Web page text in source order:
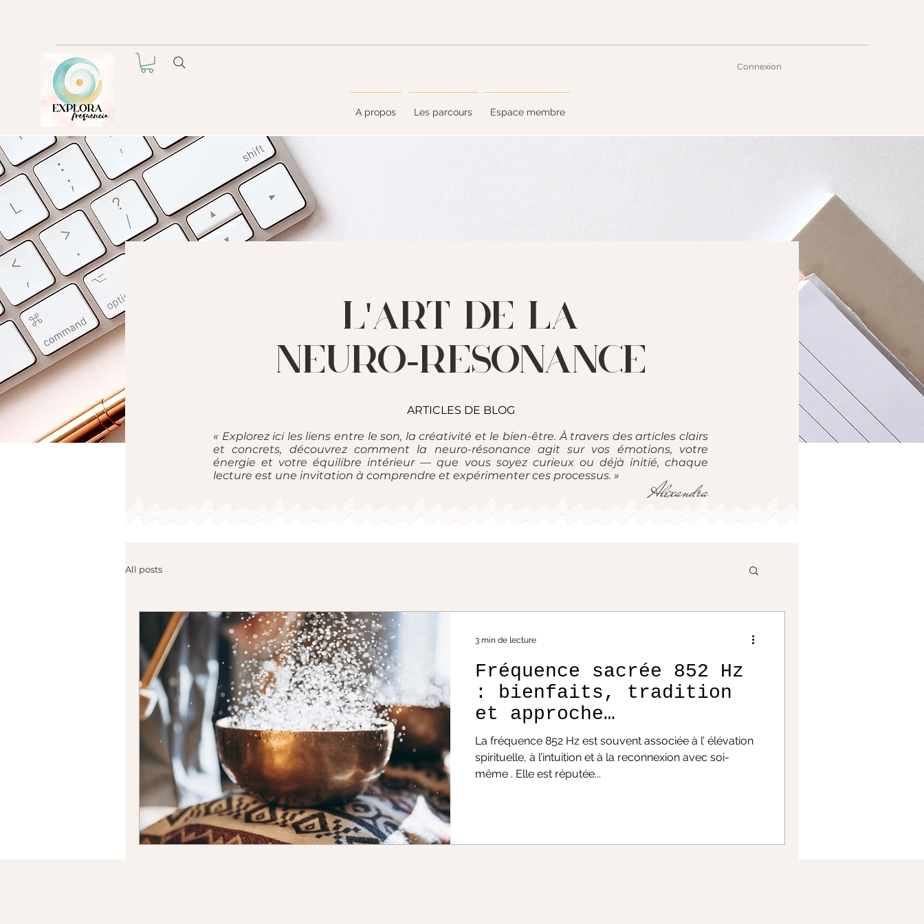
Connexion
A propos Les parcours Espace membre
l'ART DE LA
NEURO-RESONANCE
ARTICLES DE BLOG
« Explorez ici les liens entre le son, la créativité et le bien-être. À travers des articles clairs
et concrets, découvrez comment la neuro-résonance agit sur vos émotions, votre
énergie et votre équilibre intérieur — que vous soyez curieux ou déjà initié, chaque
lecture est une invitation à comprendre et expérimenter ces processus. »
Alexandra
All posts
Fréquence sacrée 852 Hz
: bienfaits, tradition
et approche
multifréquences
La fréquence 852 Hz est souvent associée à l’ élévation
spirituelle, à l’intuition et à la reconnexion avec soi-
même . Elle est réputée...
3 min de lecture